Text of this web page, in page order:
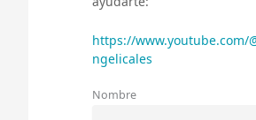
https://www.youtube.com/
ngelicales
Nombre